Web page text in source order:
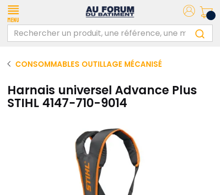
Menu
CONSOMMABLES OUTILLAGE MÉCANISÉ
Harnais universel Advance Plus
STIHL 4147-710-9014